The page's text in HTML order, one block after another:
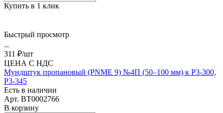
Купить в 1 клик
Быстрый просмотр
311 ₽/шт
ЦЕНА С НДС
Мундштук пропановый (PNME 9) №4П (50–100 мм) к Р3-300,
Р3-345
Есть в наличии
Арт. BT0002766
В корзину